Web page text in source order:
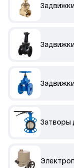
Затворы